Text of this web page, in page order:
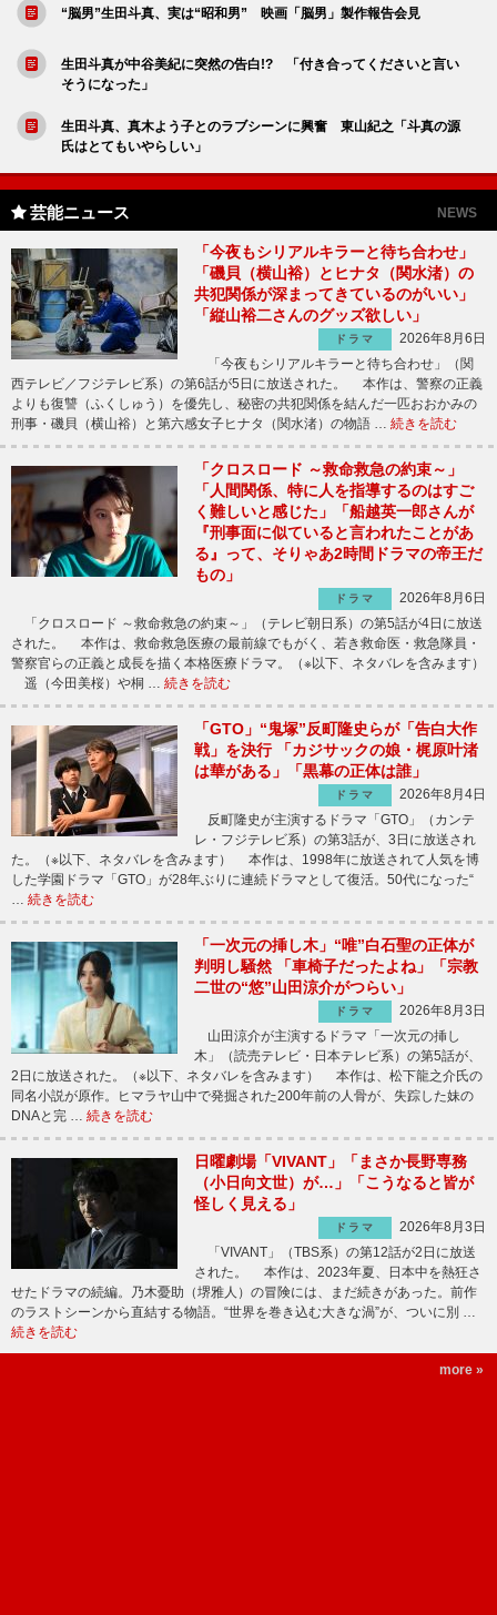
“脳男”生田斗真、実は“昭和男” 映画「脳男」製作報告会見
生田斗真が中谷美紀に突然の告白!? 「付き合ってくださいと言い
そうになった」
生田斗真、真木よう子とのラブシーンに興奮 東山紀之「斗真の源
氏はとてもいやらしい」
芸能ニュース NEWS
「今夜もシリアルキラーと待ち合わせ」
「磯貝（横山裕）とヒナタ（関水渚）の
共犯関係が深まってきているのがいい」
「縦山裕二さんのグッズ欲しい」
ドラマ
2026年8月6日
「今夜もシリアルキラーと待ち合わせ」（関
西テレビ／フジテレビ系）の第6話が5日に放送された。 本作は、警察の正義
よりも復讐（ふくしゅう）を優先し、秘密の共犯関係を結んだ一匹おおかみの
刑事・磯貝（横山裕）と第六感女子ヒナタ（関水渚）の物語 … 続きを読む
「クロスロード ～救命救急の約束～」
「人間関係、特に人を指導するのはすご
く難しいと感じた」「船越英一郎さんが
『刑事面に似ていると言われたことがあ
る』って、そりゃあ2時間ドラマの帝王だ
もの」
ドラマ
2026年8月6日
「クロスロード ～救命救急の約束～」（テレビ朝日系）の第5話が4日に放送
された。 本作は、救命救急医療の最前線でもがく、若き救命医・救急隊員・
警察官らの正義と成長を描く本格医療ドラマ。（※以下、ネタバレを含みます）
遥（今田美桜）や桐 … 続きを読む
「GTO」“鬼塚”反町隆史らが「告白大作
戦」を決行 「カジサックの娘・梶原叶渚
は華がある」「黒幕の正体は誰」
ドラマ
2026年8月4日
反町隆史が主演するドラマ「GTO」（カンテ
レ・フジテレビ系）の第3話が、3日に放送され
た。（※以下、ネタバレを含みます） 本作は、1998年に放送されて人気を博
した学園ドラマ「GTO」が28年ぶりに連続ドラマとして復活。50代になった“
… 続きを読む
「一次元の挿し木」“唯”白石聖の正体が
判明し騒然 「車椅子だったよね」「宗教
二世の“悠”山田涼介がつらい」
ドラマ
2026年8月3日
山田涼介が主演するドラマ「一次元の挿し
木」（読売テレビ・日本テレビ系）の第5話が、
2日に放送された。（※以下、ネタバレを含みます） 本作は、松下龍之介氏の
同名小説が原作。ヒマラヤ山中で発掘された200年前の人骨が、失踪した妹の
DNAと完 … 続きを読む
日曜劇場「VIVANT」「まさか長野専務
（小日向文世）が…」「こうなると皆が
怪しく見える」
ドラマ
2026年8月3日
「VIVANT」（TBS系）の第12話が2日に放送
された。 本作は、2023年夏、日本中を熱狂さ
せたドラマの続編。乃木憂助（堺雅人）の冒険には、まだ続きがあった。前作
のラストシーンから直結する物語。“世界を巻き込む大きな渦”が、ついに別 …
続きを読む
more »